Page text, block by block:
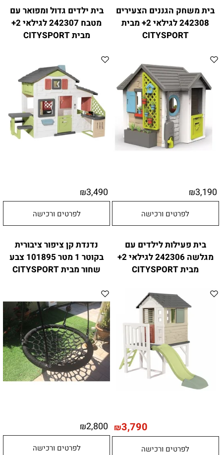
בית משחק הגננים הצעירים
242308 לגילאי 2+ מבית
CITYSPORT
₪3,190
לפרטים ורכישה
בית ילדים גדול ומפואר עם
מטבח 242307 לגילאי 2+
מבית CITYSPORT
₪3,490
לפרטים ורכישה
בית פעילות לילדים עם
מגלשה 242306 לגילאי 2+
מבית CITYSPORT
₪3,790
לפרטים ורכישה
נדנדת קן ציפור ציבורית
בקוטר 1 מטר 101895 צבע
שחור מבית CITYSPORT
₪2,800
לפרטים ורכישה